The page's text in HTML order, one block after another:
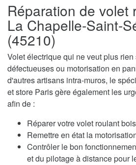
Réparation de volet
La Chapelle-Saint-
(45210)
Volet électrique qui ne veut plus
défectueuses ou motorisation en
d'autres artisans intra-muros, le
et store Paris gère également les
afin de :
Réparer votre volet roulant
Remettre en état la
Contrôler le bon
et du pilotage à distance pour